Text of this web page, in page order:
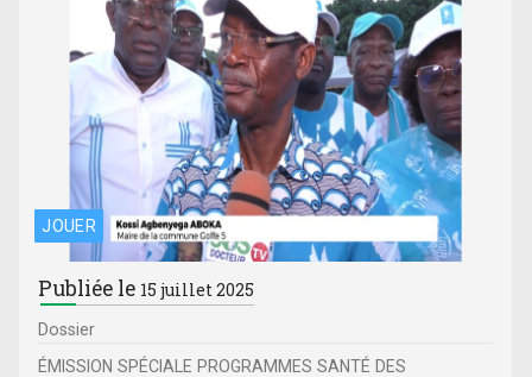
JOUER
Publiée le 15 juillet 2025
Dossier
ÉMISSION SPÉCIALE PROGRAMMES SANTÉ DES